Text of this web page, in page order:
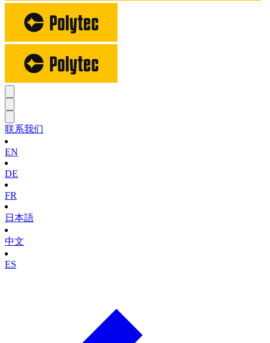
联系我们
EN
DE
FR
日本語
中文
ES